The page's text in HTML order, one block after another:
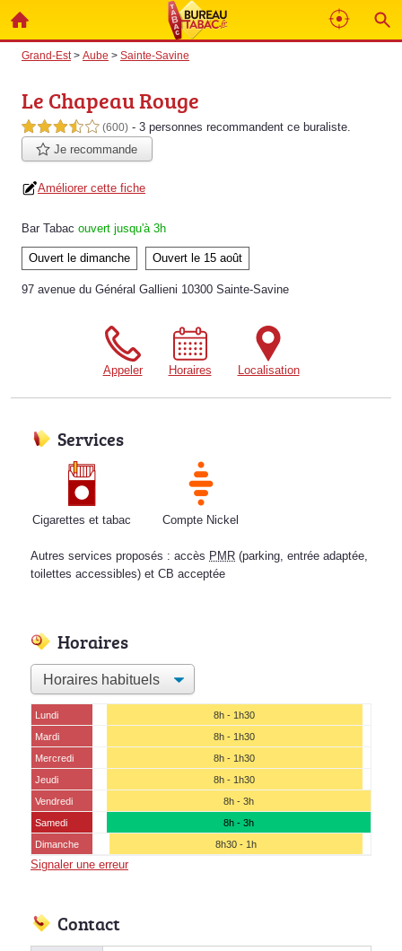
Grand-Est> Aube > Sainte-Savine
Le Chapeau Rouge
3,5 étoiles sur 5 (600) - 3 personnes recommandent ce buraliste.
Je recommande
Améliorer cette fiche
Bar Tabac ouvert jusqu'à 3h
Ouvert le dimanche Ouvert le 15 août
97 avenue du Général Gallieni 10300 Sainte-Savine
Appeler Horaires Localisation
Services
Cigarettes et tabac Compte Nickel
Autres services proposés : accès PMR (parking, entrée adaptée,
toilettes accessibles) et CB acceptée
Horaires
Lundi
8h - 1h30
Mardi
8h - 1h30
Mercredi
8h - 1h30
Jeudi
8h - 1h30
Vendredi
8h - 3h
Samedi
8h - 3h
Dimanche
8h30 - 1h
Signaler une erreur
Contact